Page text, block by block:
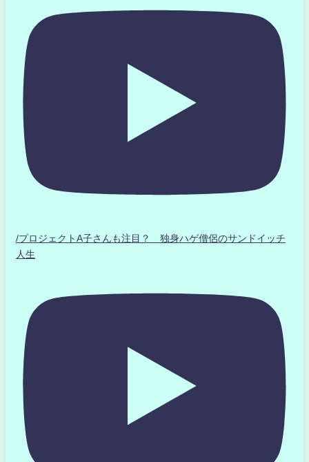
/プロジェクトA子さんも注目？ 独身ハゲ僧侶のサンドイッチ
人生